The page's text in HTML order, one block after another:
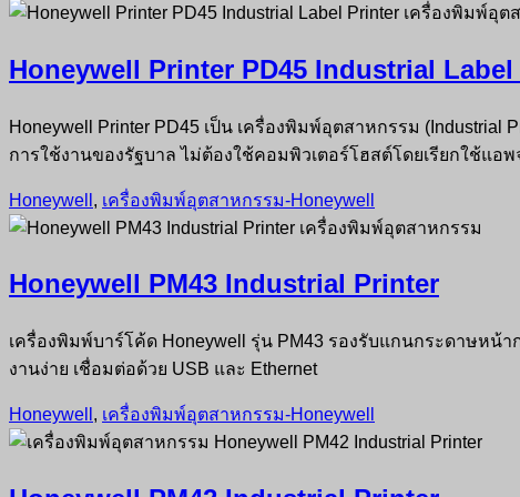
Honeywell Printer PD45 Industrial
Honeywell Printer PD45 เป็น เครื่องพิมพ์อุตสาหกรรม
การใช้งานของรัฐบาล ไม่ต้องใช้คอมพิวเตอร์โฮสต์โดยเรียกใช้แ
Honeywell , เครื่องพิมพ์อุตสาหกรรม-Honeywell
Honeywell PM43 Industrial Printer
เครื่องพิมพ์บาร์โค้ด Honeywell รุ่น PM43 รองรับแกนกระดาษห
งานง่าย เชื่อมต่อด้วย USB และ Ethernet
Honeywell , เครื่องพิมพ์อุตสาหกรรม-Honeywell